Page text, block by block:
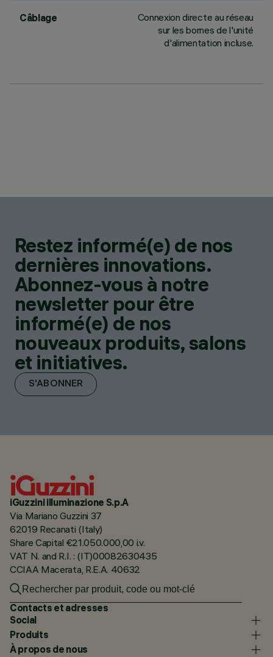
Câblage
Connexion directe au réseau
sur les bornes de l'unité
d'alimentation incluse.
Restez informé(e) de nos
dernières innovations.
Abonnez-vous à notre
newsletter pour être
informé(e) de nos
nouveaux produits, salons
et initiatives.
S'ABONNER
iGuzzini illuminazione S.p.A
Via Mariano Guzzini 37
62019 Recanati (Italy)
Share Capital €21.050.000,00 i.v.
VAT N. and R.I. : (IT)00082630435
CCIAA Macerata, R.E.A. 40632
Contacts et adresses
Social
Produits
À propos de nous